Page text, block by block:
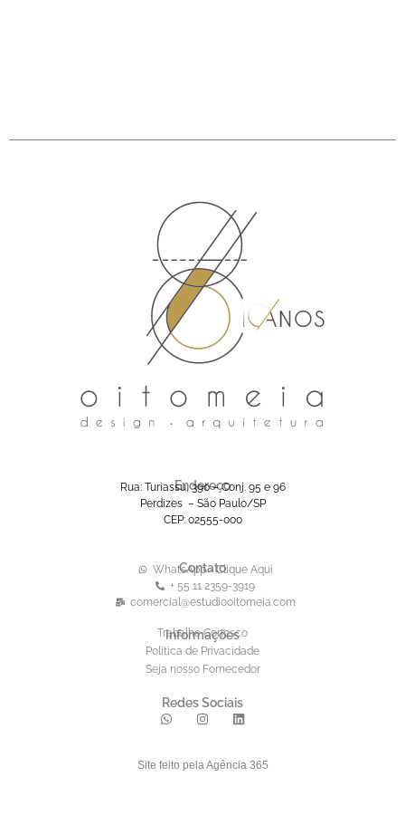
Endereço
Rua: Turiassu, 390 – Conj. 95 e 96
Perdizes – São Paulo/SP
CEP: 02555-000
Contato
WhatsApp - Clique Aqui
+ 55 11 2359-3919
comercial@estudiooitomeia.com
Informações
Trabalhe Conosco
Politica de Privacidade
Seja nosso Fornecedor
Redes Sociais
Site feito pela Agência 365